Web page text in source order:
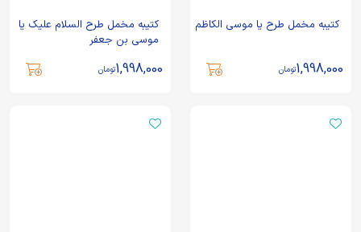
کتیبه مخمل طرح یا موسی الکاظم
1,998,000تومان
کتیبه مخمل طرح السلام علیک یا
موسی بن جعفر
1,998,000تومان